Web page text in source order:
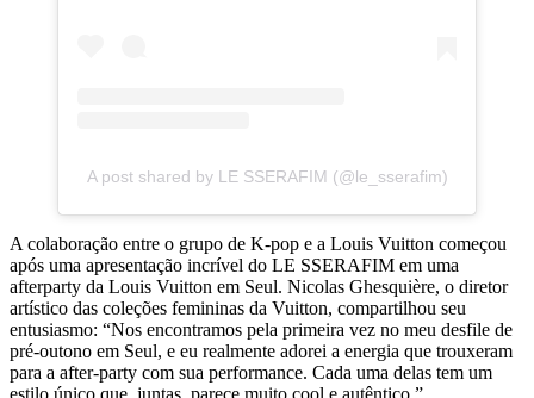
A post shared by LE SSERAFIM (@le_sserafim)
A colaboração entre o grupo de K-pop e a Louis Vuitton começou
após uma apresentação incrível do LE SSERAFIM em uma
afterparty da Louis Vuitton em Seul. Nicolas Ghesquière, o diretor
artístico das coleções femininas da Vuitton, compartilhou seu
entusiasmo: “Nos encontramos pela primeira vez no meu desfile de
pré-outono em Seul, e eu realmente adorei a energia que trouxeram
para a after-party com sua performance. Cada uma delas tem um
estilo único que, juntas, parece muito cool e autêntico.”